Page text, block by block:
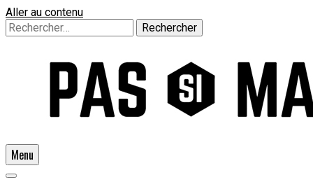
Aller au contenu
Rechercher :
Un guide pour l'homme moderne
Menu